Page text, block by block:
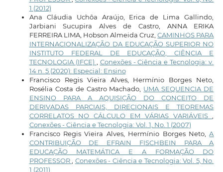
1 (2012)
Ana Cláudia Uchôa Araújo, Erica de Lima Gallindo,
Jarbiani Sucupira Alves de Castro, ANNA ERIKA
FERREIRA LIMA, Hobson Almeida Cruz,CAMINHOS PARA
INTERNACIONALIZAÇÃO DA EDUCAÇÃO SUPERIOR NO
INSTITUTO FEDERAL DE EDUCAÇÃO, CIÊNCIA E
TECNOLOGIA (IFCE)
Conexões - Ciência e Tecnologia: v.
14 n. 5 (2020): Especial: Ensino
Francisco Regis Vieira Alves, Hermínio Borges Neto,
Rosélia Costa de Castro Machado, UMA SEQUENCIA DE
ENSINO PARA A AQUISIÇÃO DO CONCEITO DE
DERIVADAS PARCIAIS, DIRECIONAIS E TEOREMAS
CORRELATOS NO CÁLCULO EM VÁRIAS VARIÁVEIS
Conexões - Ciência e Tecnologia: Vol. 1, No. 1 (2007)
Francisco Regis Vieira Alves, Hermínio Borges Neto,A
CONTRIBUIÇÃO DE EFRAIN FISCHBEIN PARA A
EDUCAÇÃO MATEMÁTICA E A FORMAÇÃO DO
PROFESSOR
Conexões - Ciência e Tecnologia: Vol. 5, No.
1 (2011)